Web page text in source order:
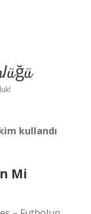
kullandı
Mi